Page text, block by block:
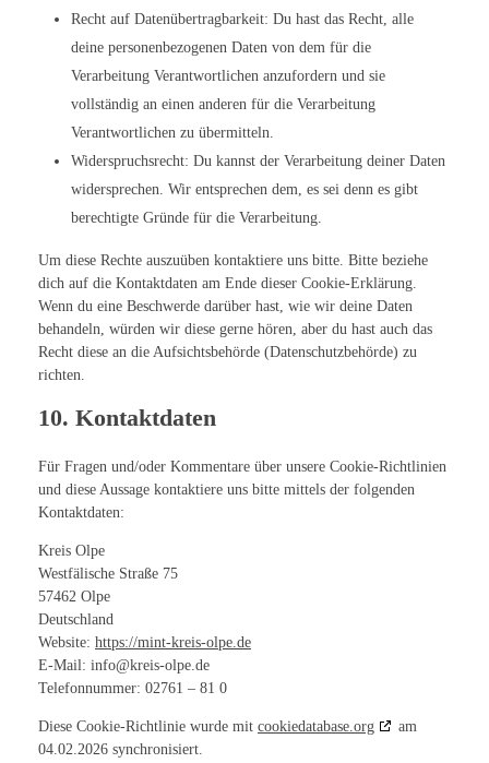
Recht auf Datenübertragbarkeit: Du hast das Recht, alle
deine personenbezogenen Daten von dem für die
Verarbeitung Verantwortlichen anzufordern und sie
vollständig an einen anderen für die Verarbeitung
Verantwortlichen zu übermitteln.
Widerspruchsrecht: Du kannst der Verarbeitung deiner Daten
widersprechen. Wir entsprechen dem, es sei denn es gibt
berechtigte Gründe für die Verarbeitung.
Um diese Rechte auszuüben kontaktiere uns bitte. Bitte beziehe
dich auf die Kontaktdaten am Ende dieser Cookie-Erklärung.
Wenn du eine Beschwerde darüber hast, wie wir deine Daten
behandeln, würden wir diese gerne hören, aber du hast auch das
Recht diese an die Aufsichtsbehörde (Datenschutzbehörde) zu
richten.
10. Kontaktdaten
Für Fragen und/oder Kommentare über unsere Cookie-Richtlinien
und diese Aussage kontaktiere uns bitte mittels der folgenden
Kontaktdaten:
Kreis Olpe
Westfälische Straße 75
57462 Olpe
Deutschland
Website: https://mint-kreis-olpe.de
E-Mail: info@kreis-olpe.de
Telefonnummer: 02761 – 81 0
Diese Cookie-Richtlinie wurde mit cookiedatabase.org
am
04.02.2026 synchronisiert.